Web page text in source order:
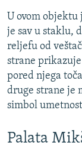
U ovom
je sav u staklu,
reljefu od
strane
pored njega
druge strane je
simbol
Palata